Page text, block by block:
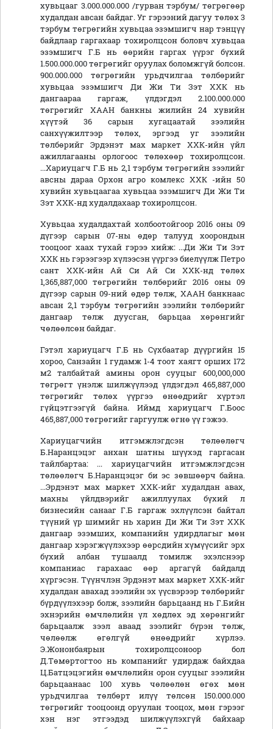
хувьцааг 3.000.000.000 /гурван тэрбум/ төгрөгөөр
худалдан авсан байдаг. Уг гэрээний дагуу төлөх 3
тэрбум төгрөгийн хувьцаа эзэмшигч нар тэнцүү
байдлаар гаргахаар тохиролцсон боловч хувьцаа
эзэмшигч Г.Б нь өөрийн гаргах үүрэг бүхий
1.500.000.000 төгрөгийг оруулах боломжгүй болсон.
900.000.000 төгрөгийн урьдчилгаа төлбөрийг
хувьцаа эзэмшигч Ди Жи Ти Зэт ХХК нь
дангаараа гаргаж, үлдэгдэл 2.100.000.000
төгрөгийг ХААН банкны жилийн 24 хувийн
хүүтэй 36 сарын хугацаатай зээлийн
санхүүжилтээр төлөх, эргээд уг зээлийн
төлбөрийг Эрдэнэт мах маркет ХХК-ийн үйл
ажиллагааны орлогоос төлөхөөр тохиролцсон.
...Хариуцагч Г.Б нь 2,1 тэрбум төгрөгийн зээлийг
авсны дараа Орхон агро комлекс ХХК -ийн 50
хувийн хувьцаагаа хувьцаа эзэмшигч Ди Жи Ти
Зэт ХХК-нд худалдахаар тохиролцсон.
Хувьцаа худалдахтай холбоотойгоор 2016 оны 09
дүгээр сарын 07-ны өдөр талууд хоорондын
тооцоог хаах тухай гэрээ хийж: ...Ди Жи Ти Зэт
ХХК нь гэрээгээр хүлээсэн үүргээ биелүүлж Петро
сант ХХК-ийн Ай Си Ай Си ХХК-нд төлөх
1,365,887,000 төгрөгийн төлбөрийг 2016 оны 09
дүгээр сарын 09-ний өдөр төлж, ХААН банкнаас
авсан 2,1 тэрбум төгрөгийн зээлийн төлбөрийг
дангаар төлж дуусган, барьцаа хөрөнгийг
чөлөөлсөн байдаг.
Гэтэл хариуцагч Г.Б нь Сүхбаатар дүүргийн 15
хороо, Санзайн 1 гудамж 1-4 тоот хаягт орших 172
м2 талбайтай амины орон сууцыг 600,000,000
төгрөгт үнэлж шилжүүлээд үлдэгдэл 465,887,000
төгрөгийг төлөх үүргээ өнөөдрийг хүртэл
гүйцэтгээгүй байна. Иймд хариуцагч Г.Боос
465,887,000 төгрөгийг гаргуулж өгнө үү гэжээ.
Хариуцагчийн итгэмжлэгдсэн төлөөлөгч
Б.Наранцэцэг анхан шатны шүүхэд гаргасан
тайлбартаа: ... хариуцагчийн итгэмжлэгдсэн
төлөөлөгч Б.Наранцэцэг би эс зөвшөөрч байна.
...Эрдэнэт мах маркет ХХК-ийг худалдан авах,
махны үйлдвэрийг ажиллуулах бүхий л
бизнесийн санааг Г.Б гаргаж эхлүүлсэн байтал
түүний үр шимийг нь харин Ди Жи Ти Зэт ХХК
дангаар эзэмших, компанийн удирдлагыг мөн
дангаар хэрэгжүүлэхээр өөрсдийн хүмүүсийг эрх
бүхий албан тушаалд томилж эхэлснээр
компаниас гарахаас өөр аргагүй байдалд
хүргэсэн. Түүнчлэн Эрдэнэт мах маркет ХХК-ийг
худалдан авахад зээлийн эх үүсвэрээр төлбөрийг
бүрдүүлэхээр болж, зээлийн барьцаанд нь Г.Бийн
эхнэрийн өмчлөлийн үл хөдлөх эд хөрөнгийг
барьцаалж зээл аваад зээлийг бүрэн төлж,
чөлөөлж өгөлгүй өнөөдрийг хүрлээ.
Э.Жононбаярын тохиролцсоноор бол
Д.Төмөртогтоо нь компанийг удирдаж байхдаа
Ц.Батцэцэгийн өмчлөлийн орон сууцыг зээлийн
барьцаанаас 100 хувь чөлөөлөн өгөх мөн
урьдчилгаа төлбөрт илүү төлсөн 150.000.000
төгрөгийг тооцоонд оруулан тооцох, мөн гэрээг
хэн нэг этгээдэд шилжүүлэхгүй байхаар